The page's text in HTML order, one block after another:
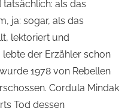
als das
ja: sogar, als das
lektoriert und
der Erzähler schon
1978 von Rebellen
Cordula Mindak
Tod dessen